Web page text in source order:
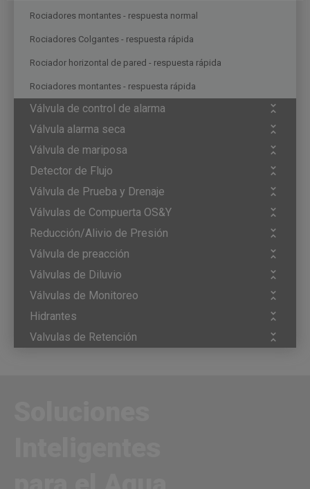
Rociadores montantes - respuesta normal
Rociadores Colgantes - respuesta rápida
Rociador horizontal de pared - respuesta rápida
Rociadores montantes - respuesta rápida
Válvula de control de alarma
Válvula alarma seca
Válvula de mariposa
Detector de Flujo
Válvula de Prueba y Drenaje
Válvulas de Compuerta OS&Y
Reducción/Alivio de Presión
Válvula de preacción
Válvulas de Diluvio
Válvulas de Monitoreo
Hidrantes
Valvulas de Retención